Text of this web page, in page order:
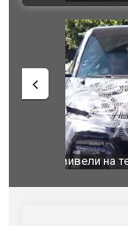
Вийшов
фільму